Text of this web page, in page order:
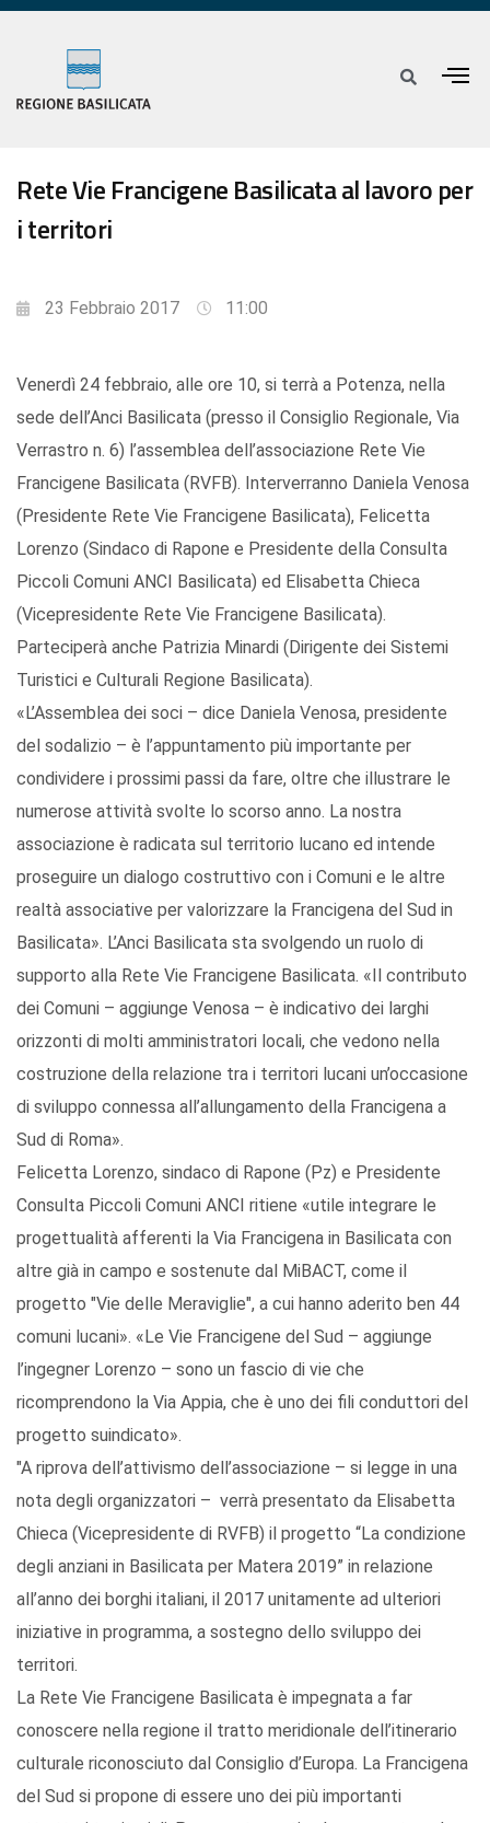
Rete Vie Francigene Basilicata al lavoro per
i territori
23 Febbraio 2017 11:00
Venerdì 24 febbraio, alle ore 10, si terrà a Potenza, nella
sede dell’Anci Basilicata (presso il Consiglio Regionale, Via
Verrastro n. 6) l’assemblea dell’associazione Rete Vie
Francigene Basilicata (RVFB). Interverranno Daniela Venosa
(Presidente Rete Vie Francigene Basilicata), Felicetta
Lorenzo (Sindaco di Rapone e Presidente della Consulta
Piccoli Comuni ANCI Basilicata) ed Elisabetta Chieca
(Vicepresidente Rete Vie Francigene Basilicata).
Parteciperà anche Patrizia Minardi (Dirigente dei Sistemi
Turistici e Culturali Regione Basilicata).
«L’Assemblea dei soci – dice Daniela Venosa, presidente
del sodalizio – è l’appuntamento più importante per
condividere i prossimi passi da fare, oltre che illustrare le
numerose attività svolte lo scorso anno. La nostra
associazione è radicata sul territorio lucano ed intende
proseguire un dialogo costruttivo con i Comuni e le altre
realtà associative per valorizzare la Francigena del Sud in
Basilicata». L’Anci Basilicata sta svolgendo un ruolo di
supporto alla Rete Vie Francigene Basilicata. «Il contributo
dei Comuni – aggiunge Venosa – è indicativo dei larghi
orizzonti di molti amministratori locali, che vedono nella
costruzione della relazione tra i territori lucani un’occasione
di sviluppo connessa all’allungamento della Francigena a
Sud di Roma».
Felicetta Lorenzo, sindaco di Rapone (Pz) e Presidente
Consulta Piccoli Comuni ANCI ritiene «utile integrare le
progettualità afferenti la Via Francigena in Basilicata con
altre già in campo e sostenute dal MiBACT, come il
progetto "Vie delle Meraviglie", a cui hanno aderito ben 44
comuni lucani». «Le Vie Francigene del Sud – aggiunge
l’ingegner Lorenzo – sono un fascio di vie che
ricomprendono la Via Appia, che è uno dei fili conduttori del
progetto suindicato».
"A riprova dell’attivismo dell’associazione – si legge in una
nota degli organizzatori – verrà presentato da Elisabetta
Chieca (Vicepresidente di RVFB) il progetto “La condizione
degli anziani in Basilicata per Matera 2019” in relazione
all’anno dei borghi italiani, il 2017 unitamente ad ulteriori
iniziative in programma, a sostegno dello sviluppo dei
territori.
La Rete Vie Francigene Basilicata è impegnata a far
conoscere nella regione il tratto meridionale dell’itinerario
culturale riconosciuto dal Consiglio d’Europa. La Francigena
del Sud si propone di essere uno dei più importanti